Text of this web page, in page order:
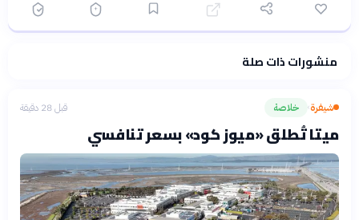
فلسفتنا المعرفية· سياسة الذكاء الاصطناعيمنشورات ذات صلة
شيفرة› خلاصة قبل 28 دقيقة
ميتا تُطلق «ميوز كود» بسعر تنافسي